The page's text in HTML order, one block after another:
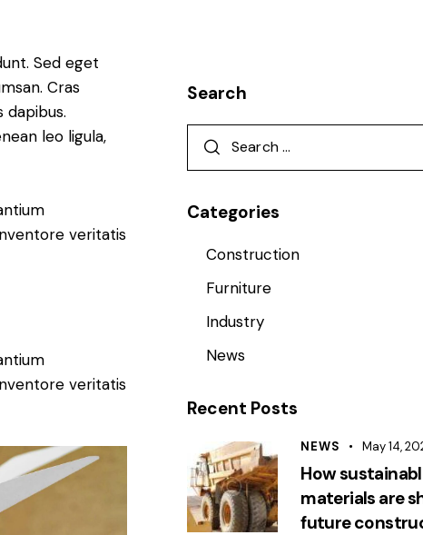
Sed eget
Cras
dapibus.
leo ligula,
veritatis
veritatis
Search
Categories
Construction
Furniture
Industry
News
Recent Posts
NEWS May 14,
How
materials are
future